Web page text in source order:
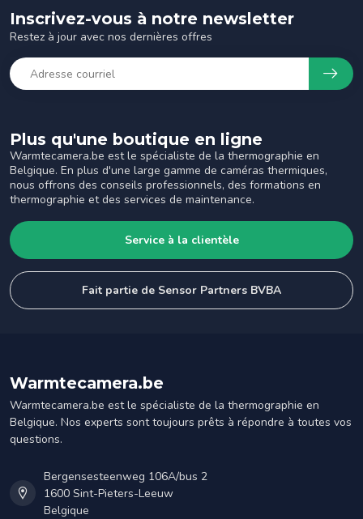
Plus qu'une boutique en ligne
Warmtecamera.be est le spécialiste de la thermographie en
Belgique. En plus d'une large gamme de caméras thermiques,
nous offrons des conseils professionnels, des formations en
thermographie et des services de maintenance.
Service à la clientèle
Fait partie de Sensor Partners BVBA
Inscrivez-vous à notre newsletter
Restez à jour avec nos dernières offres
Warmtecamera.be
Warmtecamera.be est le spécialiste de la thermographie en
Belgique. Nos experts sont toujours prêts à répondre à toutes vos
questions.
Bergensesteenweg 106A/bus 2
1600 Sint-Pieters-Leeuw
Belgique